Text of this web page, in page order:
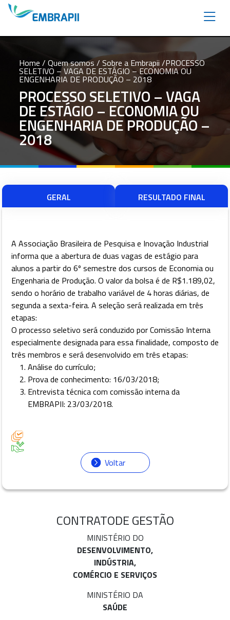
Home / Quem somos / Sobre a Embrapii /PROCESSO
SELETIVO – VAGA DE ESTÁGIO – ECONOMIA OU
ENGENHARIA DE PRODUÇÃO – 2018
PROCESSO SELETIVO – VAGA
DE ESTÁGIO – ECONOMIA OU
ENGENHARIA DE PRODUÇÃO –
2018
GERAL RESULTADO FINAL
A Associação Brasileira de Pesquisa e Inovação Industrial
informa que a abertura de duas vagas de estágio para
alunos a partir do 6º semestre dos cursos de Economia ou
Engenharia de Produção. O valor da bolsa é de R$1.189,02,
sendo o horário de trabalho variável de 4 horas diárias, de
segunda a sexta-feira. A seleção será realizada em três
etapas:
O processo seletivo será conduzido por Comissão Interna
especialmente designada para essa finalidade, composto de
três membros e será desenvolvido em três etapas:
Análise do currículo;
Prova de conhecimento: 16/03/2018;
Entrevista técnica com comissão interna da
EMBRAPII: 23/03/2018.
Voltar
CONTRATODE GESTÃO
MINISTÉRIO DO
DESENVOLVIMENTO,
INDÚSTRIA,
COMÉRCIO E SERVIÇOS
MINISTÉRIO DA
SAÚDE